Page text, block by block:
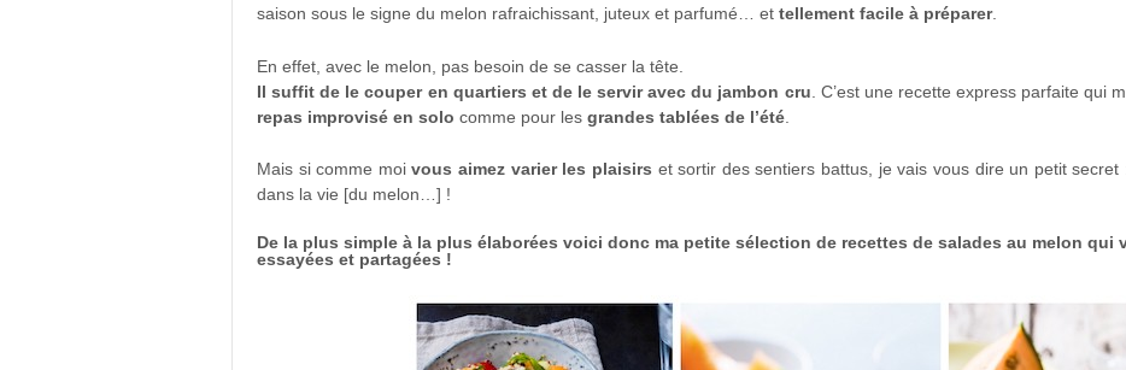
saison sous le signe du melon rafraichissant, juteux et parfumé… et tellement facile à préparer.
En effet, avec le melon, pas besoin de se casser la tête.
Il suffit de le couper en quartiers et de le servir avec du jambon cru . C’est une recette express parfaite qui
repas improvisé en solo comme pour les grandes tablées de l’été
Mais si comme moivous aimez varier les plaisirs et sortir des sentiers battus, je vais vous dire un petit secret
dans la vie [du melon…] !
De la plus simple à la plus élaborées voici donc ma petite sélection de recettes de salades au melon qui
essayées et partagées !